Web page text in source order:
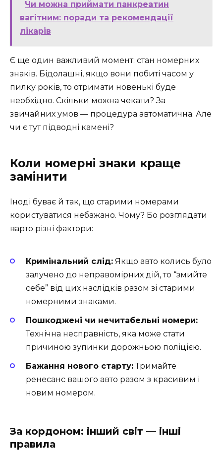
Чи можна приймати панкреатин
вагітним: поради та рекомендації
лікарів
Є ще один важливий момент: стан номерних
знаків. Бідолашні, якщо вони побиті часом у
пилку років, то отримати новенькі буде
необхідно. Скільки можна чекати? За
звичайних умов — процедура автоматична. Але
чи є тут підводні камені?
Коли номерні знаки краще
замінити
Іноді буває й так, що старими номерами
користуватися небажано. Чому? Бо розглядати
варто різні фактори:
Кримінальний слід: Якщо авто колись було
залучено до неправомірних дій, то “змийте
себе” від цих наслідків разом зі старими
номерними знаками.
Пошкоджені чи нечитабельні номери:
Технічна несправність, яка може стати
причиною зупинки дорожньою поліцією.
Бажання нового старту:Тримайте
ренесанс вашого авто разом з красивим і
новим номером.
За кордоном: інший світ — інші
правила